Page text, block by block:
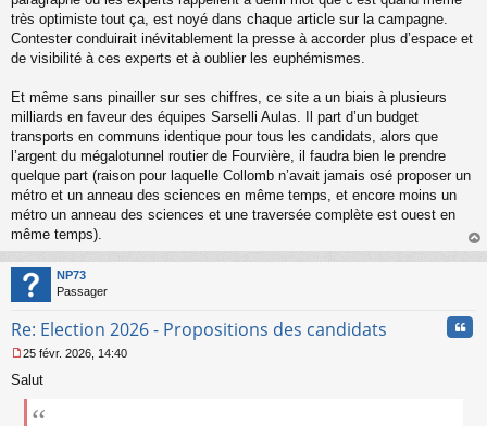
très optimiste tout ça, est noyé dans chaque article sur la campagne.
Contester conduirait inévitablement la presse à accorder plus d’espace et
de visibilité à ces experts et à oublier les euphémismes.
Et même sans pinailler sur ses chiffres, ce site a un biais à plusieurs
milliards en faveur des équipes Sarselli Aulas. Il part d’un budget
transports en communs identique pour tous les candidats, alors que
l’argent du mégalotunnel routier de Fourvière, il faudra bien le prendre
quelque part (raison pour laquelle Collomb n’avait jamais osé proposer un
métro et un anneau des sciences en même temps, et encore moins un
métro un anneau des sciences et une traversée complète est ouest en
même temps).
au
NP73
Passager
Re: Election 2026 - Propositions des candidats
e
s
25 févr. 2026, 14:40
Salut